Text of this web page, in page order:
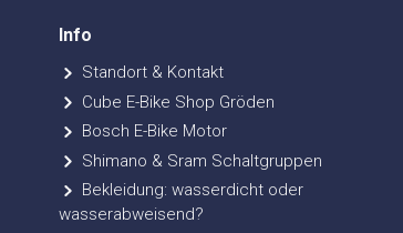
Info
Standort & Kontakt
Cube E-Bike Shop Gröden
Bosch E-Bike Motor
Shimano & Sram Schaltgruppen
Bekleidung: wasserdicht oder
wasserabweisend?